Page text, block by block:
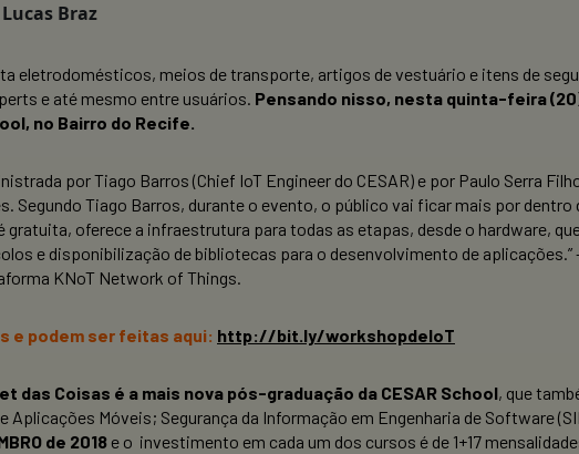
Lucas Braz
eletrodomésticos, meios de transporte, artigos de vestuário e itens de
e até mesmo entre usuários. Pensando nisso, nesta quinta-feira
no Bairro do Recife.
por Tiago Barros (Chief IoT Engineer do CESAR) e por Paulo Serra
Segundo Tiago Barros, durante o evento, o público vai ficar mais por
gratuita, oferece a infraestrutura para todas as etapas, desde o hardware,
e disponibilização de bibliotecas para o desenvolvimento de
KNoT Network of Things.
e podem ser feitas aqui: http://bit.ly/workshopdeIoT
das Coisas é a mais nova pós-graduação da CESAR School, que
Aplicações Móveis; Segurança da Informação em Engenharia de Software
de 2018 e o investimento em cada um dos cursos é de 1+17